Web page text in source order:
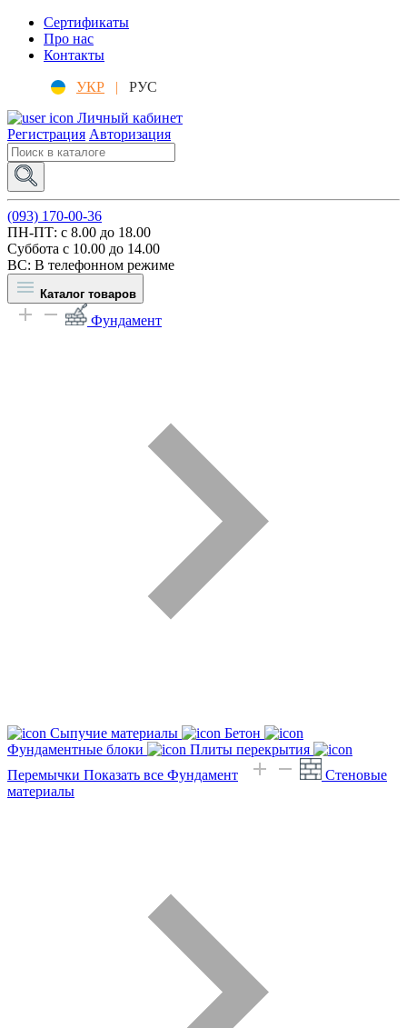
Сертификаты
Про нас
Контакты
УКР |
РУС
Личный кабинет
Регистрация Авторизация
(093) 170-00-36
ПН-ПТ: c 8.00 до 18.00
Суббота с 10.00 до 14.00
ВС: В телефонном режиме
Каталог товаров
Фундамент
Сыпучие материалы
Бетон
Фундаментные блоки
Плиты перекрытия
Перемычки Показать все Фундамент
Стеновые
материалы